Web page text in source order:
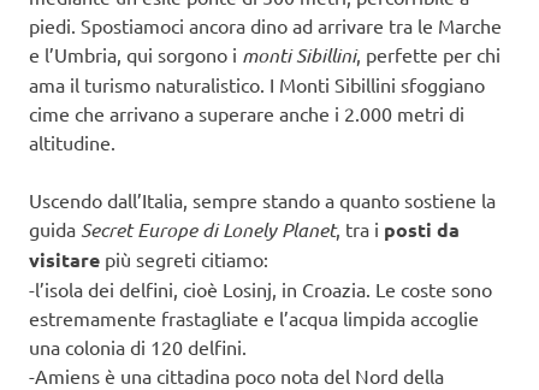
piedi. Spostiamoci ancora dino ad arrivare tra le Marche
e l’Umbria, qui sorgono i monti Sibillini, perfette per chi
ama il turismo naturalistico. I Monti Sibillini sfoggiano
cime che arrivano a superare anche i 2.000 metri di
altitudine.
Uscendo dall’Italia, sempre stando a quanto sostiene la
guida Secret Europe di Lonely Planet, tra i posti da
visitare più segreti citiamo:
-l’isola dei delfini, cioè Losinj, in Croazia. Le coste sono
estremamente frastagliate e l’acqua limpida accoglie
una colonia di 120 delfini.
-Amiens è una cittadina poco nota del Nord della